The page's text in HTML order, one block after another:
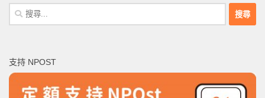
搜
尋
字:
支持 NPOST